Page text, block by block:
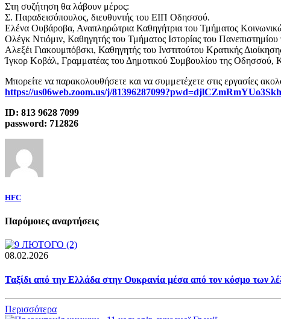
Στη συζήτηση θα λάβουν μέρος:
Σ. Παραδεισόπουλος, διευθυντής του ΕΙΠ Οδησσού.
Ελένα Ουβάροβα, Αναπληρώτρια Καθηγήτρια του Τμήματος
Ολέγκ Ντιόμιν, Καθηγητής του Τμήματος Ιστορίας του
Αλεξέι Γιακουμπόβσκι, Καθηγητής του Ινστιτούτου Κρατικής
Ίγκορ Κοβάλ, Γραμματέας του Δημοτικού Συμβουλίου της Οδησσού,
Μπορείτε να παρακολουθήσετε και να συμμετέχετε στις εργασίες
https://us06web.zoom.us/j/
ID: 813 9628 7099
password: 712826
HFC
Παρόμοιες αναρτήσεις
08.02.2026
Ταξίδι από την Ελλάδα στην Ουκρανία μέσα από τον κόσμο των
Περισσότερα